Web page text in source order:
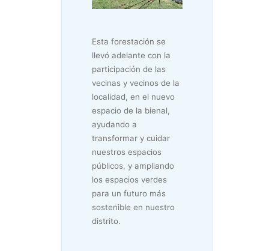
Esta forestación se
llevó adelante con la
participación de las
vecinas y vecinos de la
localidad, en el nuevo
espacio de la bienal,
ayudando a
transformar y cuidar
nuestros espacios
públicos, y ampliando
los espacios verdes
para un futuro más
sostenible en nuestro
distrito.